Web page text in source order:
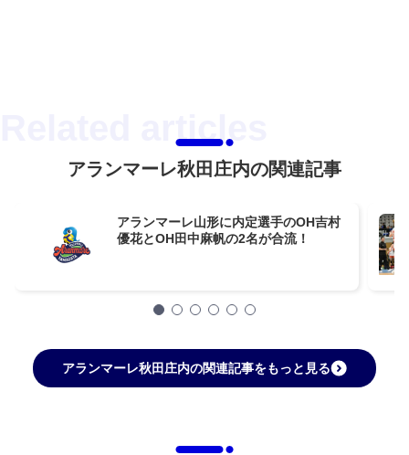
アランマーレ秋田庄内の関連記事
アランマーレ山形に内定選手のOH吉村
優花とOH田中麻帆の2名が合流！
アランマーレ秋田庄内の関連記事をもっと見る